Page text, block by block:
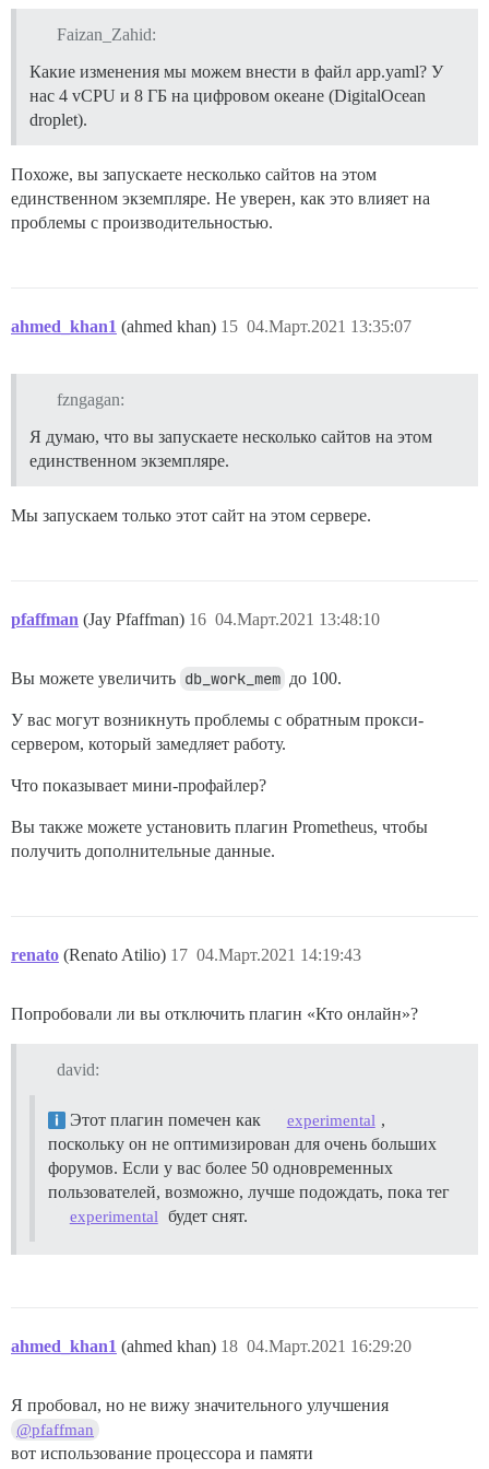
## см. https://meta.discourse.org/t/17247 для деталей
expose:
  - "2045:80" # http
params:
  db_default_text_search_config: "pg_catalog.english"
## Какую ревизию Git должен использовать этот
  # DISCOURSE_DEFAULT_LOCALE: en
  UNICORN_WORKERS: 8
## TODO: Доменное имя, на которое будет отвечать
  DISCOURSE_HOSTNAME: "howtodiscuss.com"
## TODO: Список email-адресов через запятую,
## TODO: SMTP-сервер, используемый для проверки
## Для SMTP необходимы адрес, имя пользователя и
## ВНИМАНИЕ: символ '#' в пароле SMTP может
#DISCOURSE_SMTP_DOMAIN: discourse.example.com    #
#DISCOURSE_NOTIFICATION_EMAIL:
Faizan_Zahid:
Какие изменения мы можем внести в файл app.yaml? У
нас 4 vCPU и 8 ГБ на цифровом океане (DigitalOcean
droplet).
Похоже, вы запускаете несколько сайтов на этом
единственном экземпляре. Не уверен, как это влияет на
проблемы с производительностью.
ahmed_khan1 (ahmed khan) 04.Март.2021 13:35:07
15
fzngagan:
Я думаю, что вы запускаете несколько сайтов на этом
единственном экземпляре.
Мы запускаем только этот сайт на этом сервере.
pfaffman (Jay Pfaffman) 04.Март.2021 13:48:10
16
Вы можете увеличить db_work_mem до 100.
У вас могут возникнуть проблемы с обратным прокси-
сервером, который замедляет работу.
Что показывает мини-профайлер?
Вы также можете установить плагин Prometheus, чтобы
получить дополнительные данные.
renato (Renato Atilio) 04.Март.2021 14:19:43
17
Попробовали ли вы отключить плагин «Кто онлайн»?
david:
Этот плагин помечен как experimental ,
поскольку он не оптимизирован для очень больших
форумов. Если у вас более 50 одновременных
пользователей, возможно, лучше подождать, пока тег
experimental будет снят.
ahmed_khan1 (ahmed khan) 04.Март.2021 16:29:20
18
Я пробовал, но не вижу значительного улучшения
@pfaffman
вот использование процессора и памяти